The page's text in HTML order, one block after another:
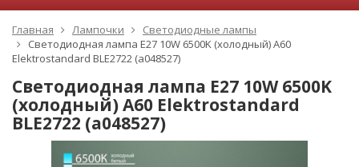
Главная Лампочки
Светодиодные лампы
Светодиодная лампа Е27 10W 6500K (холодный) А60
Elektrostandard BLE2722 (a048527)
Светодиодная лампа Е27 10W 6500K
(холодный) А60 Elektrostandard
BLE2722 (a048527)